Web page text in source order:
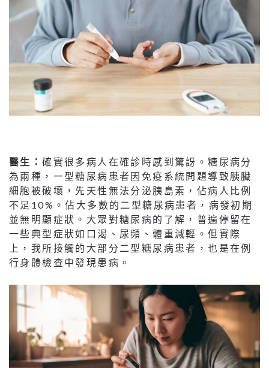
醫生：確實很多病人在確診時感到驚訝。糖尿病分
為兩種，一型糖尿病患者因免疫系統問題導致胰臟
細胞被破壞，先天性無法分泌胰島素，佔病人比例
不足10%。佔大多數的二型糖尿病患者，病發初期
並無明顯症狀。大眾對糖尿病的了解，普遍停留在
一些典型症狀如口渴、尿頻、體重減輕。但實際
上，我所接觸的大部分二型糖尿病患者，也是在例
行身體檢查中發現患病。